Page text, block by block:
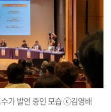
가 발언 중인 모습 ⓒ김영배